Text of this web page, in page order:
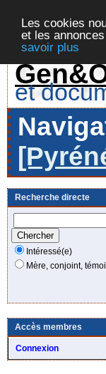
Les cookies
et les
savoir plus
et
Recherche directe
Intéressé(e)
Mère, conjoint,
Accès membres
Connexion